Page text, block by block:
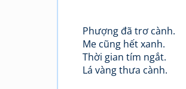
Phượng đã trơ cành.
Me cũng hết xanh.
Thời gian tím ngắt.
Lá vàng thưa cành.